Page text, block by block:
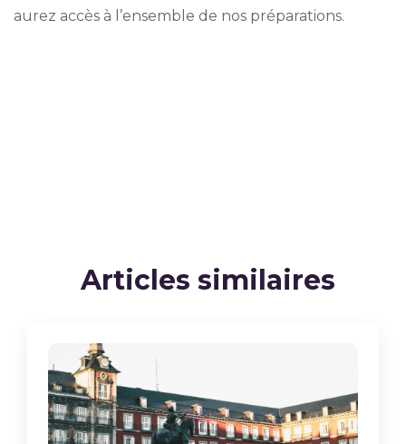
aurez accès à l’ensemble de nos préparations.
Articles similaires